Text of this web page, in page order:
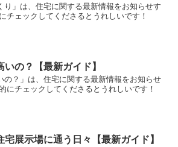
り」は、住宅に関する最新情報をお知らせす
チェックしてくださるとうれしいです！
の？【最新ガイド】
の？」は、住宅に関する最新情報をお知らせ
にチェックしてくださるとうれしいです！
展示場に通う日々【最新ガイド】